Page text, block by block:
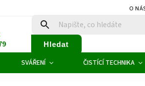
O
Hledat
SVÁŘENÍ ČISTÍCÍ TECHNIKA